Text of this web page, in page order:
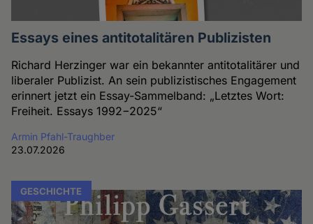
Essays eines antitotalitären Publizisten
Richard Herzinger war ein bekannter antitotalitärer und
liberaler Publizist. An sein publizistisches Engagement
erinnert jetzt ein Essay-Sammelband: „Letztes Wort:
Freiheit. Essays 1992−2025“
Armin Pfahl-Traughber
23.07.2026
GESCHICHTE